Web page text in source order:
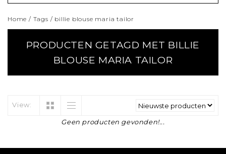
Home / Tags / billie blouse maria tailor
PRODUCTEN GETAGD MET BILLIE
BLOUSE MARIA TAILOR
View:
Geen producten gevonden!...